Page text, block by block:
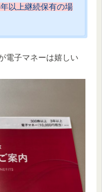
以上継続保有の場
電子マネーは嬉しい